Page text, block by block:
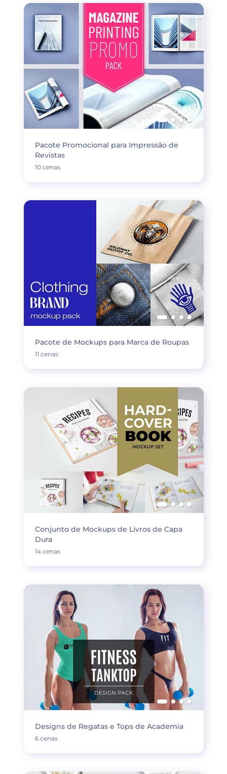
Pacote Promocional para Impressão de
Revistas
10 cenas
Pacote de Mockups para Marca de Roupas
11 cenas
Conjunto de Mockups de Livros de Capa
Dura
14 cenas
Designs de Regatas e Tops de Academia
6 cenas